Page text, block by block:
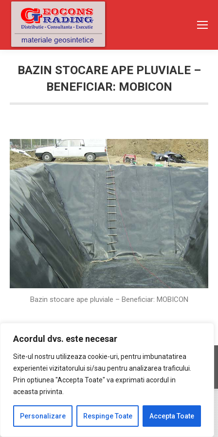
Acordul dvs. este necesar
Site-ul nostru utilizeaza cookie-uri, pentru imbunatatirea
experientei vizitatorului si/sau pentru analizarea traficului.
Prin optiunea "Accepta Toate" va exprimati acordul in
aceasta privinta.
Personalizare Respinge Toate Accepta Toate
BAZIN STOCARE APE PLUVIALE –
BENEFICIAR: MOBICON
Bazin stocare ape pluviale – Beneficiar: MOBICON
Copyright © 2026 Geocons Trading SRL
footer ro
www.materiale-geosintetice.ro| www.depozite-ecologice.ro